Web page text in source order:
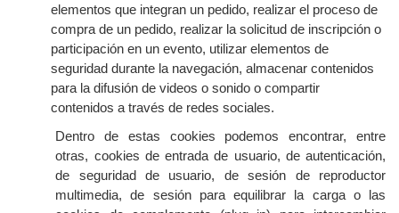
elementos que integran un pedido, realizar el proceso de
compra de un pedido, realizar la solicitud de inscripción o
participación en un evento, utilizar elementos de
seguridad durante la navegación, almacenar contenidos
para la difusión de videos o sonido o compartir
contenidos a través de redes sociales.
Dentro de estas cookies podemos encontrar, entre
otras, cookies de entrada de usuario, de autenticación,
de seguridad de usuario, de sesión de reproductor
multimedia, de sesión para equilibrar la carga o las